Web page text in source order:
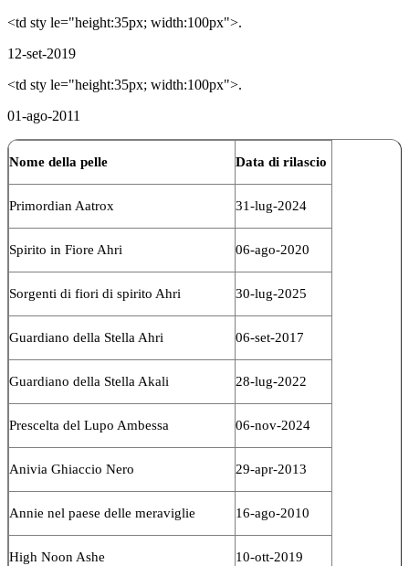
<td sty le="height:35px; width:100px">.
12-set-2019
<td sty le="height:35px; width:100px">.
01-ago-2011
Nome della pelle Data di rilascio
Primordian Aatrox 31-lug-2024
Spirito in Fiore Ahri 06-ago-2020
Sorgenti di fiori di spirito Ahri 30-lug-2025
Guardiano della Stella Ahri 06-set-2017
Guardiano della Stella Akali 28-lug-2022
Prescelta del Lupo Ambessa 06-nov-2024
Anivia Ghiaccio Nero 29-apr-2013
Annie nel paese delle meraviglie 16-ago-2010
High Noon Ashe 10-ott-2019